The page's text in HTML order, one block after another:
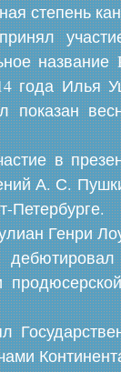
степень
года
показан
в
А. С.
Генри